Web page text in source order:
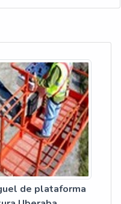
de plataforma